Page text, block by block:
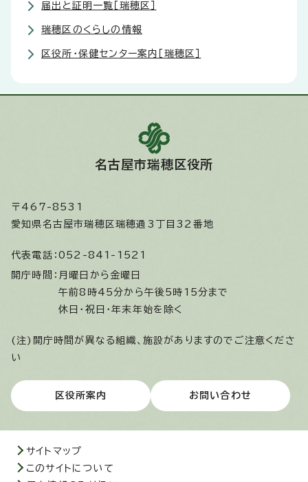
届出と証明一覧［瑞穂区］
瑞穂区のくらしの情報
区役所・保健センター案内［瑞穂区］
名古屋市瑞穂区役所
〒467-8531
愛知県名古屋市瑞穂区瑞穂通3丁目32番地
代表電話： 052-841-1521
開庁時間： 月曜日から金曜日
午前8時45分から午後5時15分まで
休日・祝日・年末年始を除く
(注)開庁時間が異なる組織、施設がありますのでご注意くださ
い
区役所案内 お問い合わせ
サイトマップ
このサイトについて